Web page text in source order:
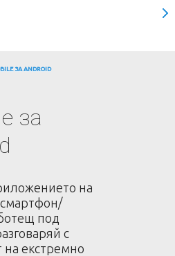
ЗА ANDROID
за
на
под
с
на екстремно